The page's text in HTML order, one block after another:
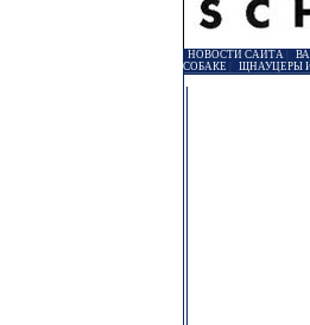
НОВОСТИ САЙТА|
СОБАКЕ
ЩНАУЦЕРЫ